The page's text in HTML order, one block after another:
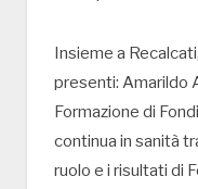
Insieme a
presenti: Amarildo
Formazione di
continua in sanità
ruolo e i risultati di